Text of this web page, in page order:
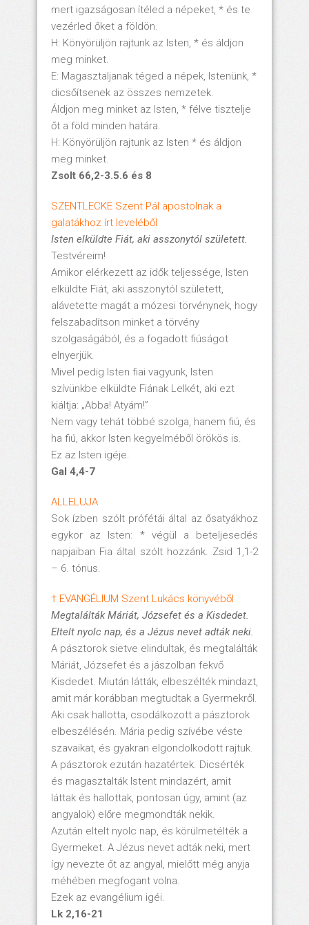
mert igazságosan ítéled a népeket, * és te
vezérled őket a földön.
H: Könyörüljön rajtunk az Isten, * és áldjon
meg minket.
E: Magasztaljanak téged a népek, Istenünk, *
dicsőítsenek az összes nemzetek.
Áldjon meg minket az Isten, * félve tisztelje
őt a föld minden határa.
H: Könyörüljön rajtunk az Isten * és áldjon
meg minket.
Zsolt 66,2-3.5.6 és 8
SZENTLECKE Szent Pál apostolnak a
galatákhoz írt leveléből
Isten elküldte Fiát, aki asszonytól született.
Testvéreim!
Amikor elérkezett az idők teljessége, Isten
elküldte Fiát, aki asszonytól született,
alávetette magát a mózesi törvénynek, hogy
felszabadítson minket a törvény
szolgaságából, és a fogadott fiúságot
elnyerjük.
Mivel pedig Isten fiai vagyunk, Isten
szívünkbe elküldte Fiának Lelkét, aki ezt
kiáltja: „Abba! Atyám!”
Nem vagy tehát többé szolga, hanem fiú, és
ha fiú, akkor Isten kegyelméből örökös is.
Ez az Isten igéje.
Gal 4,4-7
ALLELUJA
Sok ízben szólt prófétái által az ősatyákhoz
egykor az Isten: * végül a beteljesedés
napjaiban Fia által szólt hozzánk. Zsid 1,1-2
– 6. tónus.
† EVANGÉLIUM Szent Lukács könyvéből
Megtalálták Máriát, Józsefet és a Kisdedet.
Eltelt nyolc nap, és a Jézus nevet adták neki.
A pásztorok sietve elindultak, és megtalálták
Máriát, Józsefet és a jászolban fekvő
Kisdedet. Miután látták, elbeszélték mindazt,
amit már korábban megtudtak a Gyermekről.
Aki csak hallotta, csodálkozott a pásztorok
elbeszélésén. Mária pedig szívébe véste
szavaikat, és gyakran elgondolkodott rajtuk.
A pásztorok ezután hazatértek. Dicsérték
és magasztalták Istent mindazért, amit
láttak és hallottak, pontosan úgy, amint (az
angyalok) előre megmondták nekik.
Azután eltelt nyolc nap, és körülmetélték a
Gyermeket. A Jézus nevet adták neki, mert
így nevezte őt az angyal, mielőtt még anyja
méhében megfogant volna.
Ezek az evangélium igéi.
Lk 2,16-21